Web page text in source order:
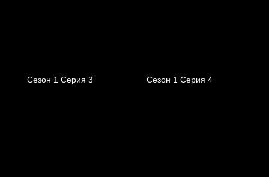
Сезон 1 Серия 3 Сезон 1 Серия 4